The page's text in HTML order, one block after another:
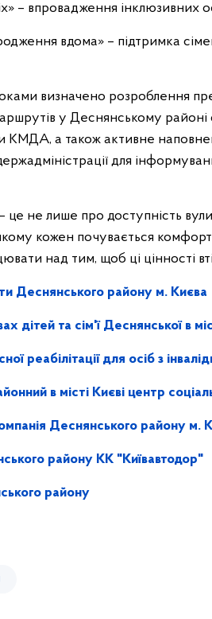
– впровадження інклюзивних
вдома» – підтримка
визначено розроблення
у Деснянському
КМДА, а також активне
для
це не лише про доступність
кожен почувається
над тим, щоб ці цінності
Деснянського району м. Києва
дітей та сім'ї Деснянської в
реабілітації для осіб з
в місті Києві центр
Деснянського району м.
району КК "Київавтодор"
району